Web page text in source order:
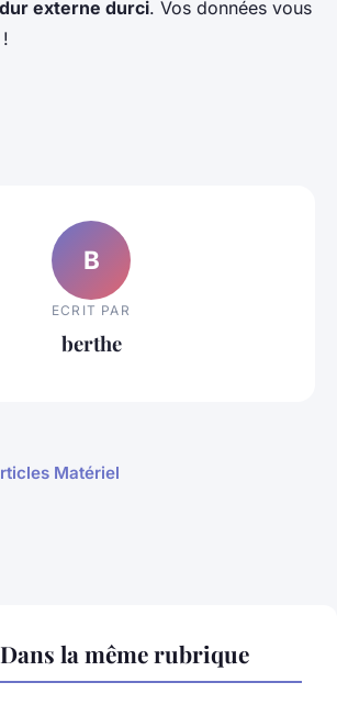
externe durci. Vos données vous
B
ECRIT PAR
berthe
Matériel
la même rubrique